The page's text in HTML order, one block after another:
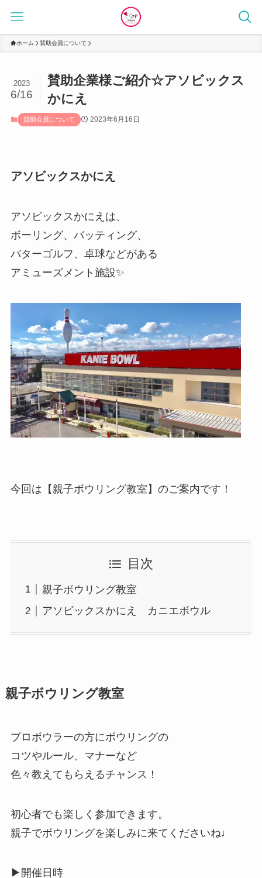
ホーム 賛助会員について
賛助企業様ご紹介☆アソビックス
かにえ
2023
6/16
賛助会員について 2023年6月16日
アソビックスかにえ
アソビックスかにえは、
ボーリング、バッティング、
パターゴルフ、卓球などがある
アミューズメント施設✨
今回は【親子ボウリング教室】のご案内です！
目次
親子ボウリング教室
アソビックスかにえ カニエボウル
親子ボウリング教室
プロボウラーの方にボウリングの
コツやルール、マナーなど
色々教えてもらえるチャンス！
初心者でも楽しく参加できます。
親子でボウリングを楽しみに来てくださいね♩
▶︎開催日時